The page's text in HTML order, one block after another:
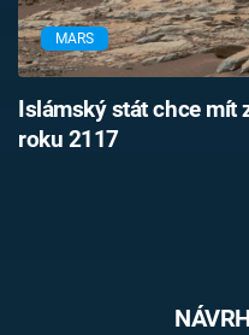
MARS
Islámský stát chce mít
roku 2117